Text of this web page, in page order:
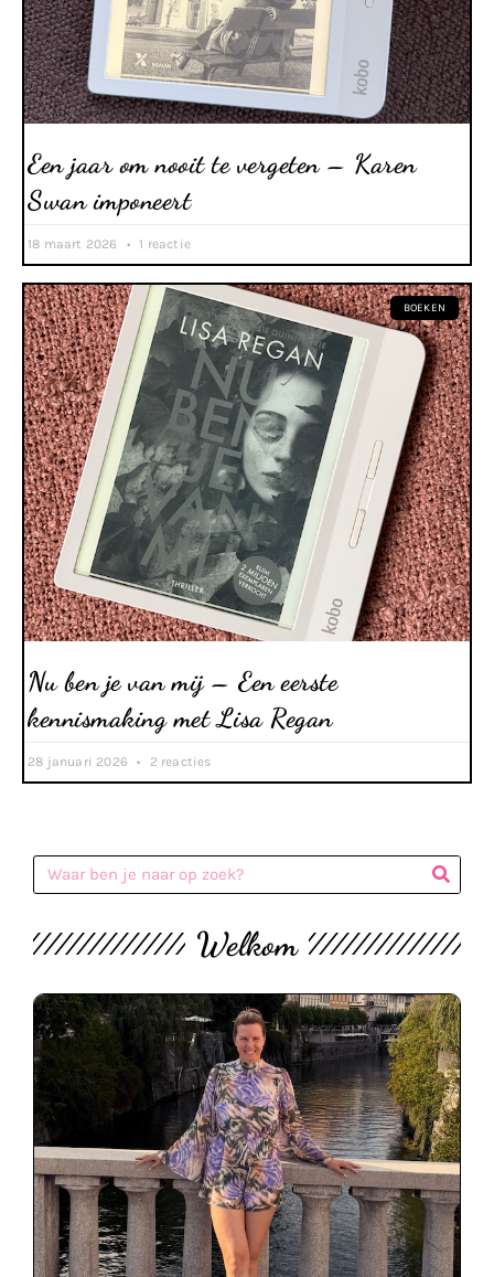
Een jaar om nooit te vergeten – Karen
Swan imponeert
18 maart 2026 1 reactie
BOEKEN
Nu ben je van mij – Een eerste
kennismaking met Lisa Regan
28 januari 2026 2 reacties
Welkom